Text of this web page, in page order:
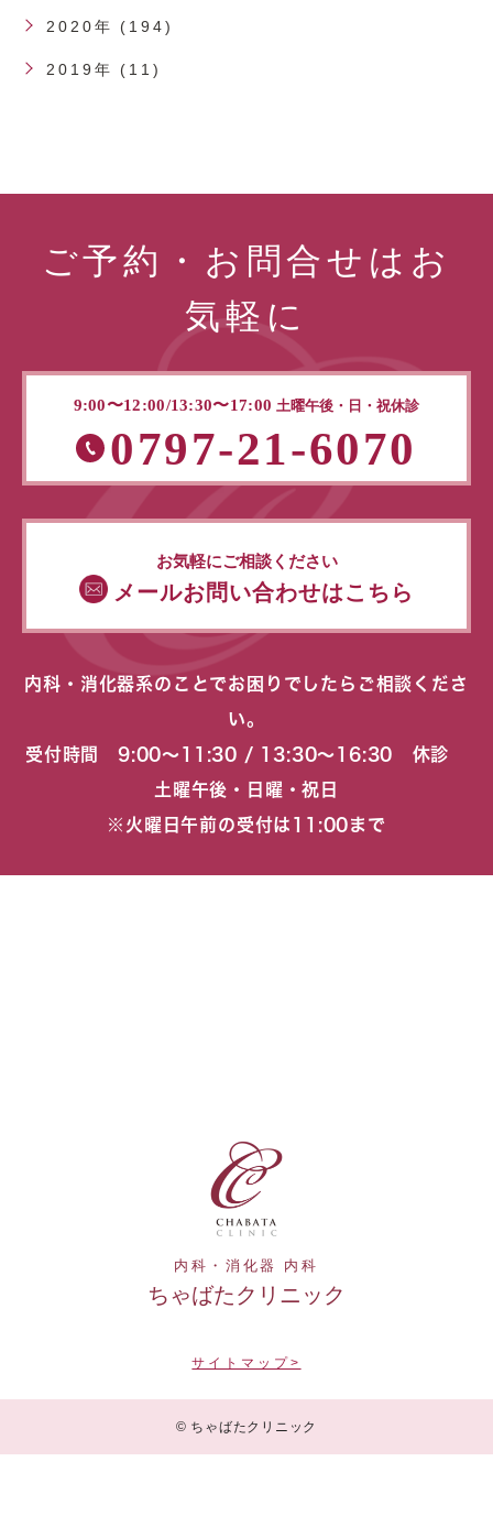
2020年 (194)
2019年 (11)
ご予約・お問合せはお
気軽に
9:00〜12:00/13:30〜17:00 土曜午後・日・祝休診
0797-21-6070
お気軽にご相談ください
メールお問い合わせはこちら
内科・消化器系のことでお困りでしたらご相談くださ
い。
受付時間 9:00〜11:30 / 13:30〜16:30 休診
土曜午後・日曜・祝日
※火曜日午前の受付は11:00まで
内科・消化器 内科
ちゃばたクリニック
サイトマップ>
© ちゃばたクリニック